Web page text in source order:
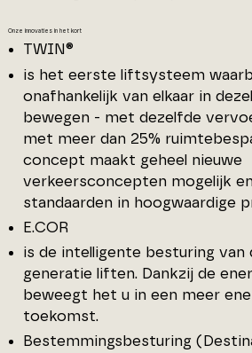
Onze innovaties in het kort
TWIN®
is het eerste liftsysteem
onafhankelijk van elkaar in
bewegen - met dezelfde
met meer dan 25%
concept maakt geheel nieuwe
verkeersconcepten mogelijk
standaarden in hoogwaardige
E.COR
is de intelligente besturing van
generatie liften. Dankzij de
beweegt het u in een meer
toekomst.
Bestemmingsbesturing